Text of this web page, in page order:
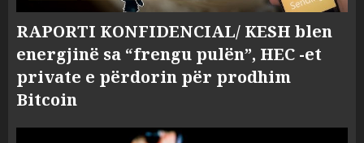
RAPORTI KONFIDENCIAL/ KESH blen
energjinë sa “frengu pulën”, HEC -et
private e përdorin për prodhim
Bitcoin